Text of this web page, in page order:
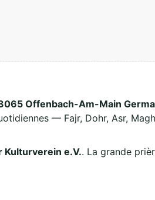
Offenbach-Am-Main
— Fajr, Dohr, Asr,
Kulturverein e.V.. La grande